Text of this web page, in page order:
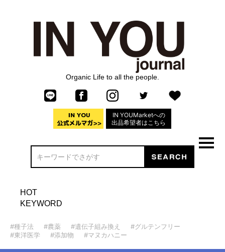
Organic Life to all the people.
IN YOUMarketへの
出品希望者はこちら
HOT
KEYWORD
#種子法 #農薬 #遺伝子組み換え
#グルテンフリー
#東洋医学
#添加物 #マヌカハニー